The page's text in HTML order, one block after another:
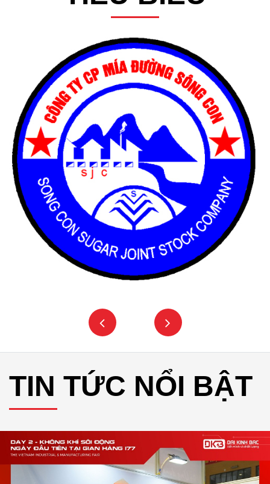
TIN TỨC NỔI BẬT